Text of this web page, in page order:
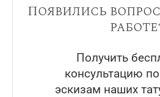
Появились
Получить
консультацию
эскизам наших